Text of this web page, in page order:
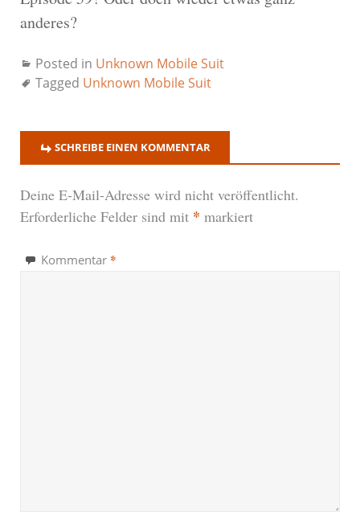
anderes?
Posted in Unknown Mobile Suit
Tagged Unknown Mobile Suit
SCHREIBE EINEN KOMMENTAR
Deine E-Mail-Adresse wird nicht veröffentlicht.
Erforderliche Felder sind mit * markiert
Kommentar *